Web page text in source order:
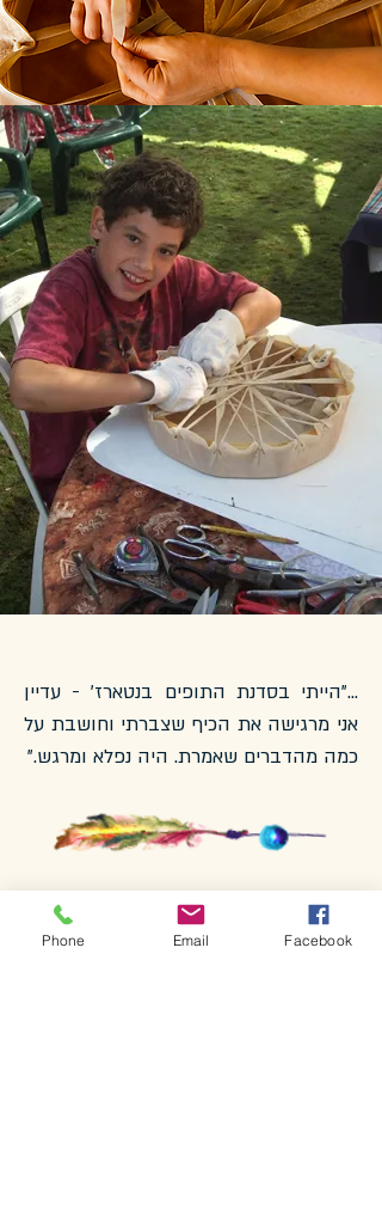
..."הייתי בסדנת התופים בנטארז' - עדיין
אני מרגישה את הכיף שצברתי וחושבת על
כמה מהדברים שאמרת. היה נפלא ומרגש."
Phone Email Facebook